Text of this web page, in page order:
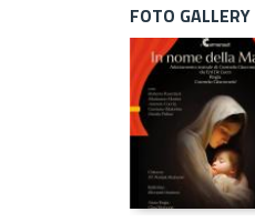
FOTO GALLERY